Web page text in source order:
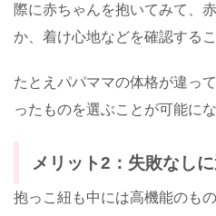
際に赤ちゃんを抱いてみて、
か、着け心地などを確認する
たとえパパママの体格が違っ
ったものを選ぶことが可能にな
メリット2：失敗なし
抱っこ紐も中には高機能のも